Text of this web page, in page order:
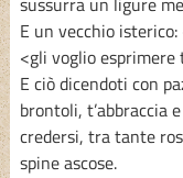
E un vecchio
<gli voglio
E ciò dicendoti con
brontoli, t’abbraccia e
credersi, tra tante
spine ascose.